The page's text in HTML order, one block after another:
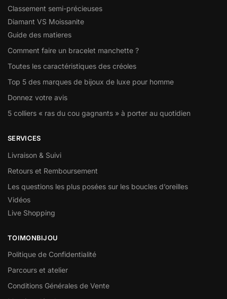
Classement semi-précieuses
Diamant VS Moissanite
Guide des matieres
Comment faire un bracelet manchette ?
Toutes les caractéristiques des créoles
Top 5 des marques de bijoux de luxe pour homme
Donnez votre avis
5 colliers « ras du cou gagnants » à porter au quotidien
SERVICES
Livraison & Suivi
Retours et Remboursement
Les questions les plus posées sur les boucles d’oreilles
Vidéos
Live Shopping
TOIMONBIJOU
Politique de Confidentialité
Parcours et atelier
Conditions Générales de Vente